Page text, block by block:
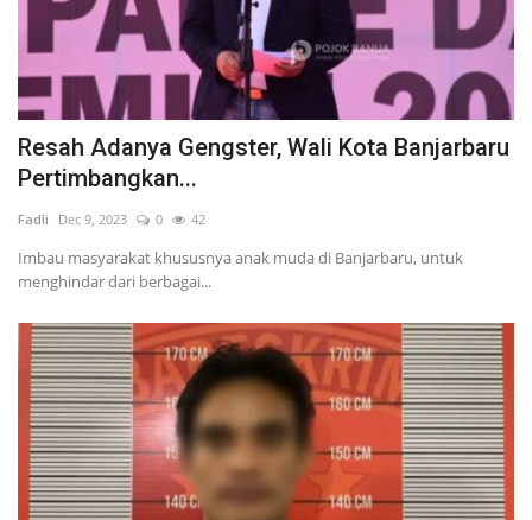
Resah Adanya Gengster, Wali Kota Banjarbaru
Pertimbangkan...
Fadli Dec 9, 2023 0 42
Imbau masyarakat khususnya anak muda di Banjarbaru, untuk
menghindar dari berbagai...